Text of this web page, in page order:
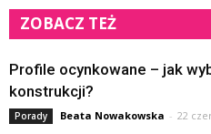
ZOBACZ TEŻ
Profile ocynkowane – jak
konstrukcji?
Porady Beata Nowakowska - 22